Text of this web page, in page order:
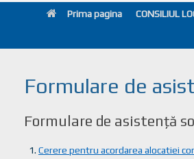
Prima pagina CONSILIUL
Formulare de
Formulare de asistență
Cerere pentru acordarea alocatiei